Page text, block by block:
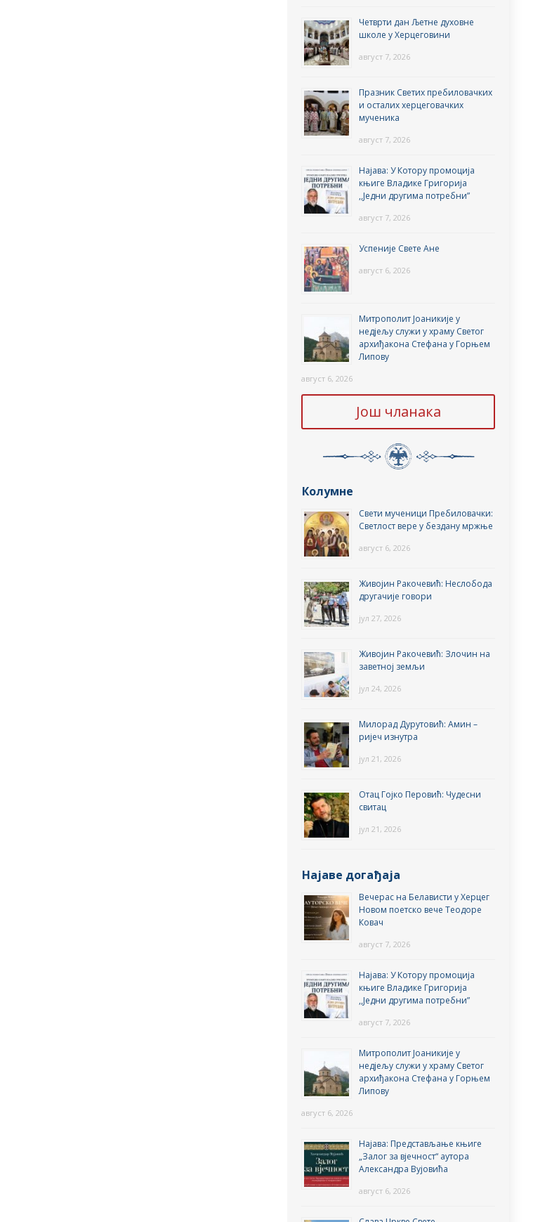
Четврти дан Љетне духовне
школе у Херцеговини
август 7, 2026
Празник Светих пребиловачких
и осталих херцеговачких
мученика
август 7, 2026
Најава: У Котору промоција
књиге Владике Григорија
,,Једни другима потребни”
август 7, 2026
Успеније Свете Ане
август 6, 2026
Митрополит Јоаникије у
недјељу служи у храму Светог
архиђакона Стефана у Горњем
Липову
август 6, 2026
Још чланака
Колумне
Свети мученици Пребиловачки:
Светлост вере у бездану мржње
август 6, 2026
Живојин Ракочевић: Неслобода
другачије говори
јул 27, 2026
Живојин Ракочевић: Злочин на
заветној земљи
јул 24, 2026
Милорад Дурутовић: Амин –
ријеч изнутра
јул 21, 2026
Отац Гојко Перовић: Чудесни
свитац
јул 21, 2026
Најаве догађаја
Вечерас на Белависти у Херцег
Новом поетско вече Теодоре
Ковач
август 7, 2026
Најава: У Котору промоција
књиге Владике Григорија
,,Једни другима потребни”
август 7, 2026
Митрополит Јоаникије у
недјељу служи у храму Светог
архиђакона Стефана у Горњем
Липову
август 6, 2026
Најава: Представљање књиге
„Залог за вјечност“ аутора
Александра Вујовића
август 6, 2026